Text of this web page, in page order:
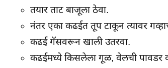
तयार ताट बाजूला ठेवा.
नंतर एका कढईत तूप टाकून त्यावर
कढई गॅसवरून खाली उतरवा.
कढईमध्ये किसलेला गूळ, वेलची पावडर